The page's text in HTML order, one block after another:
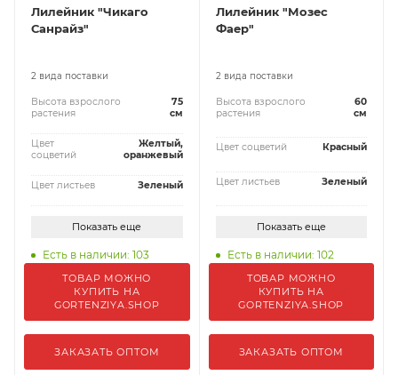
Лилейник "Чикаго
Санрайз"
2 вида поставки
Высота взрослого
растения
75
см
Цвет
соцветий
Желтый,
оранжевый
Цвет листьев Зеленый
Показать еще
Есть в наличии: 103
ТОВАР МОЖНО
КУПИТЬ НА
GORTENZIYA.SHOP
ЗАКАЗАТЬ ОПТОМ
Лилейник "Мозес
Фаер"
2 вида поставки
Высота взрослого
растения
60
см
Цвет соцветий Красный
Цвет листьев Зеленый
Показать еще
Есть в наличии: 102
ТОВАР МОЖНО
КУПИТЬ НА
GORTENZIYA.SHOP
ЗАКАЗАТЬ ОПТОМ